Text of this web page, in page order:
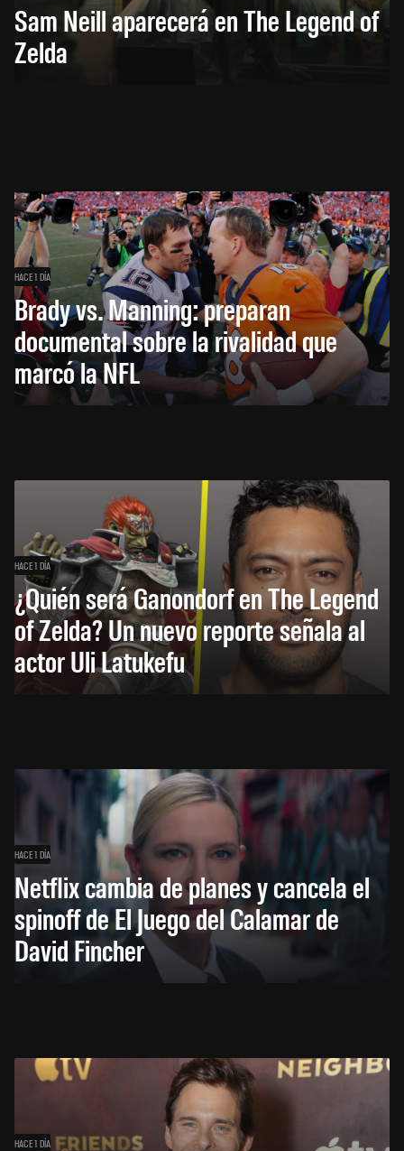
Sam Neill aparecerá en The Legend of
Zelda
HACE 1 DÍA
Brady vs. Manning: preparan
documental sobre la rivalidad que
marcó la NFL
HACE 1 DÍA
¿Quién será Ganondorf en The Legend
of Zelda? Un nuevo reporte señala al
actor Uli Latukefu
HACE 1 DÍA
Netflix cambia de planes y cancela el
spinoff de El Juego del Calamar de
David Fincher
HACE 1 DÍA